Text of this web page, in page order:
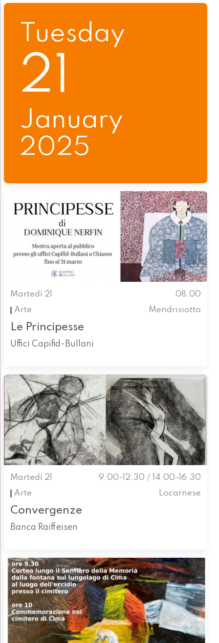
Tuesday
21
January
2025
Martedì 21
08.00
Arte
Mendrisiotto
Le Principesse
Uffici Capifid-Bullani
Martedì 21
9.00-12.30 / 14.00-16.30
Arte
Locarnese
Convergenze
Banca Raiffeisen